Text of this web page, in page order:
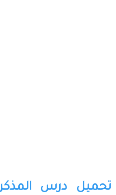
تحميل درس المذكر